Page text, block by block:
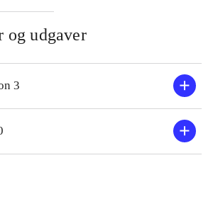
med ikoner for vold
er spillene
sig som altid
og
terror. Som altid er
meget intens, og
og udgaver
3